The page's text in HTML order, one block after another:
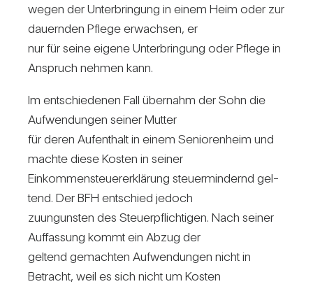
wegen der Unter­brin­gung in einem Heim oder zur
dau­ernden Pflege erwachsen, er
nur für seine eigene Unter­brin­gung oder Pflege in
Anspruch nehmen kann.
Im ent­schie­denen Fall über­nahm der Sohn die
Auf­wen­dungen seiner Mutter
für deren Auf­ent­halt in einem Senio­ren­heim und
machte diese Kosten in seiner
Ein­kom­men­steu­er­erklä­rung steu­er­min­dernd gel­
tend. Der BFH ent­schied jedoch
zuun­gunsten des Steu­er­pflich­tigen. Nach seiner
Auf­fas­sung kommt ein Abzug der
gel­tend gemachten Auf­wen­dungen nicht in
Betracht, weil es sich nicht um Kosten